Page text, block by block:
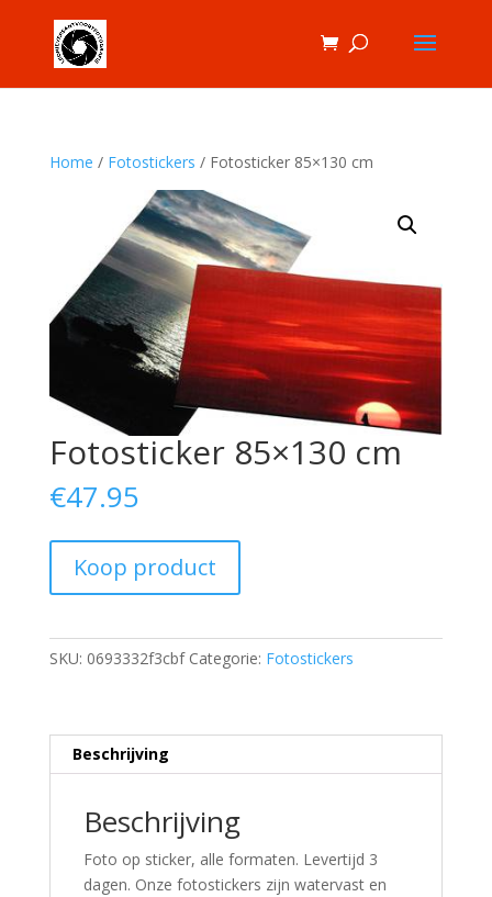
Home / Fotostickers / Fotosticker 85×130 cm
Fotosticker 85×130 cm
€47.95
Koop product
SKU: 0693332f3cbf Categorie: Fotostickers
Beschrijving
Beschrijving
Foto op sticker, alle formaten. Levertijd 3
dagen. Onze fotostickers zijn watervast en